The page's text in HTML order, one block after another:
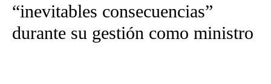
“inevitables consecuencias”
durante su gestión como ministro